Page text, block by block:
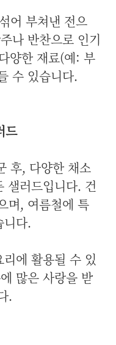
어 부쳐낸 전으
나 반찬으로 인기
양한 재료(예: 부
수 있습니다.
드
후, 다양한 채소
샐러드입니다. 건
며, 여름철에 특
니다.
에 활용될 수 있
많은 사랑을 받
.